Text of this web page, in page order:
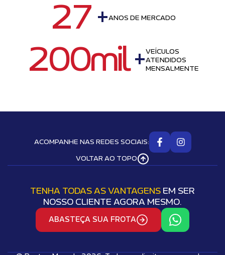
27 + ANOS DE MERCADO
200mil +VEÍCULOS
ATENDIDOS
MENSALMENTE
ACOMPANHE NAS REDES SOCIAIS:
VOLTAR AO TOPO
TENHA TODAS AS VANTAGENS EM SER
NOSSO CLIENTE AGORA MESMO.
ABASTEÇA SUA FROTA